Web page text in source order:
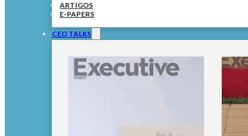
ARTIGOS
E-PAPERS
CEO TALKS